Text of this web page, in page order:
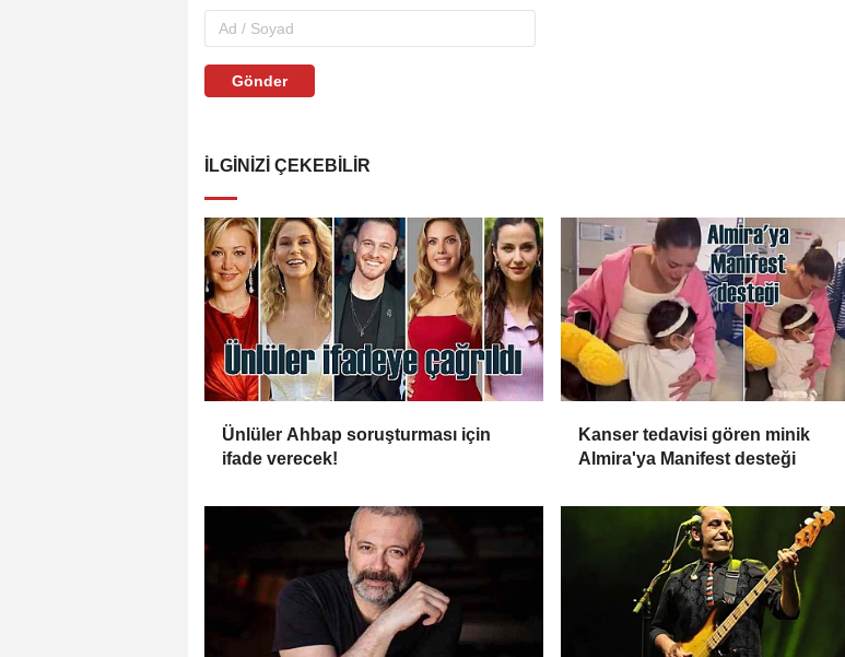
Gönder
İLGINIZI ÇEKEBILIR
Ünlüler Ahbap soruşturması için
ifade verecek!
Kanser tedavisi gören minik
Almira'ya Manifest desteği